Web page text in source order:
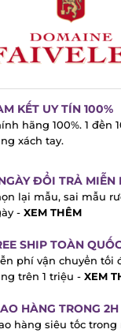
KẾT UY TÍN 100%
hãng 100%. 1 đền
xách tay.
ĐỔI TRẢ MIỄN
lại mẫu, sai mẫu
-XEM THÊM
SHIP TOÀN
phí vận chuyển tối
trên 1 triệu - XEM
HÀNG TRONG 2H
hàng siêu tốc trong